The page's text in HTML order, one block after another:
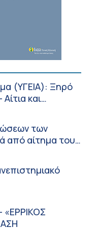
(ΥΓΕΙΑ): Ξηρό
και
των
από αίτημα του